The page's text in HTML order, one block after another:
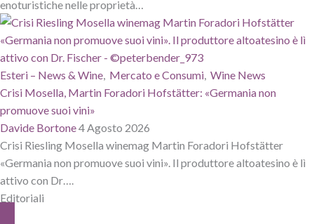
enoturistiche nelle proprietà…
Esteri – News & Wine, Mercato e Consumi, Wine News
Crisi Mosella, Martin Foradori Hofstätter: «Germania non
promuove suoi vini»
Davide Bortone4 Agosto 2026
Crisi Riesling Mosella winemag Martin Foradori Hofstätter
«Germania non promuove suoi vini». Il produttore altoatesino è lì
attivo con Dr….
Editoriali